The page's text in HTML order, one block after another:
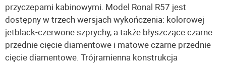
przyczepami kabinowymi. Model Ronal R57 jest
dostępny w trzech wersjach wykończenia: kolorowej
jetblack-czerwone szprychy, a także błyszczące czarne
przednie cięcie diamentowe i matowe czarne przednie
cięcie diamentowe. Trójramienna konstrukcja